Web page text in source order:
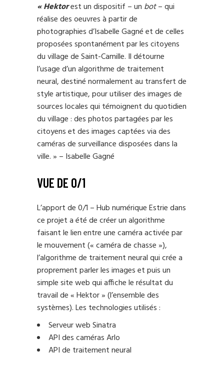
« Hektorest un dispositif – un bot– qui
réalise des oeuvres à partir de
photographies d’Isabelle Gagné et de celles
proposées spontanément par les citoyens
du village de Saint-Camille. Il détourne
l’usage d’un algorithme de traitement
neural, destiné normalement au transfert de
style artistique, pour utiliser des images de
sources locales qui témoignent du quotidien
du village : des photos partagées par les
citoyens et des images captées via des
caméras de surveillance disposées dans la
ville. » – Isabelle Gagné
VUE DE 0/1
L’apport de 0/1 – Hub numérique Estrie dans
ce projet a été de créer un algorithme
faisant le lien entre une caméra activée par
le mouvement (« caméra de chasse »),
l’algorithme de traitement neural qui crée a
proprement parler les images et puis un
simple site web qui affiche le résultat du
travail de « Hektor » (l’ensemble des
systèmes). Les technologies utilisés :
Serveur web Sinatra
API des caméras Arlo
API de traitement neural